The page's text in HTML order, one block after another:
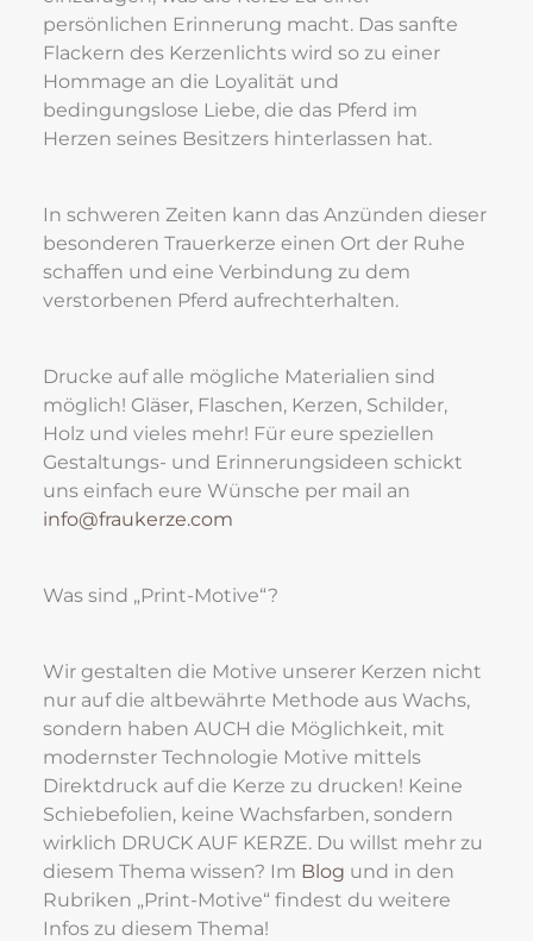
persönlichen Erinnerung macht. Das sanfte
Flackern des Kerzenlichts wird so zu einer
Hommage an die Loyalität und
bedingungslose Liebe, die das Pferd im
Herzen seines Besitzers hinterlassen hat.
In schweren Zeiten kann das Anzünden dieser
besonderen Trauerkerze einen Ort der Ruhe
schaffen und eine Verbindung zu dem
verstorbenen Pferd aufrechterhalten.
Drucke auf alle mögliche Materialien sind
möglich! Gläser, Flaschen, Kerzen, Schilder,
Holz und vieles mehr! Für eure speziellen
Gestaltungs- und Erinnerungsideen schickt
uns einfach eure Wünsche per mail an
info@fraukerze.com
Was sind „Print-Motive“?
Wir gestalten die Motive unserer Kerzen nicht
nur auf die altbewährte Methode aus Wachs,
sondern haben AUCH die Möglichkeit, mit
modernster Technologie Motive mittels
Direktdruck auf die Kerze zu drucken! Keine
Schiebefolien, keine Wachsfarben, sondern
wirklich DRUCK AUF KERZE. Du willst mehr zu
diesem Thema wissen? Im Blog und in den
Rubriken „Print-Motive“ findest du weitere
Infos zu diesem Thema!